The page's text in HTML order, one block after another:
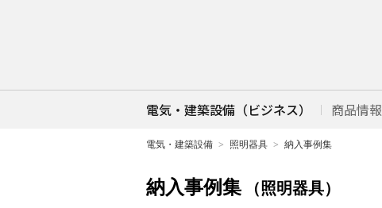
電気・建築設備（ビジネス） 商品情報
電気・建築設備 照明器具 納入事例集
納入事例集 （照明器具）